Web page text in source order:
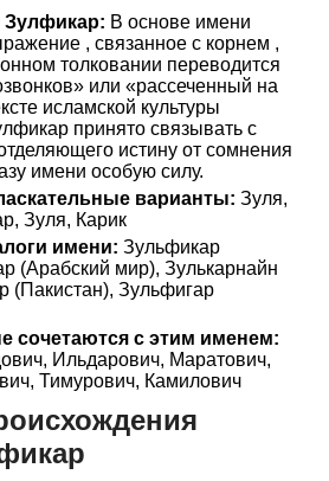
Зулфикар: В основе имени
, связанное с корнем ,
толковании переводится
или «рассеченный на
исламской культуры
принято связывать с
истину от сомнения
имени особую силу.
варианты: Зуля,
Зуля, Карик
имени: Зульфикар
(Арабский мир), Зулькарнайн
(Пакистан), Зульфигар
сочетаются с этим именем:
Ильдарович, Маратович,
Тимурович, Камилович